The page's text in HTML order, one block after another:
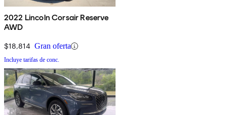
2022 Lincoln Corsair Reserve
AWD
$18,814 Gran oferta
Incluye tarifas de conc.